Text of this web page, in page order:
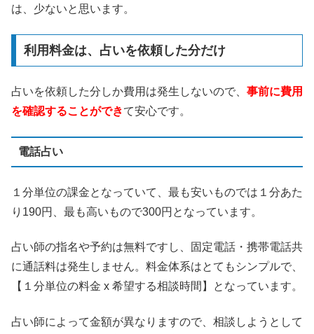
は、少ないと思います。
利用料金は、占いを依頼した分だけ
占いを依頼した分しか費用は発生しないので、 事前に費用
を確認することができて安心です。
電話占い
１分単位の課金となっていて、最も安いものでは１分あた
り190円、最も高いもので300円となっています。
占い師の指名や予約は無料ですし、固定電話・携帯電話共
に通話料は発生しません。料金体系はとてもシンプルで、
【１分単位の料金 x 希望する相談時間】となっています。
占い師によって金額が異なりますので、相談しようとして